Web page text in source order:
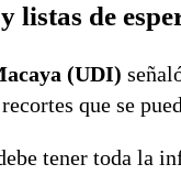
listas de
(UDI)
que se
tener toda la